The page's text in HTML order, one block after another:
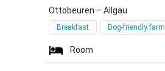
Ottobeuren – Allgäu
Breakfast Dog-friendly farm
Room